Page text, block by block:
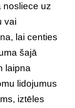
nosliece uz
vai
lai centies
šajā
laipna
lidojumus
iztēles